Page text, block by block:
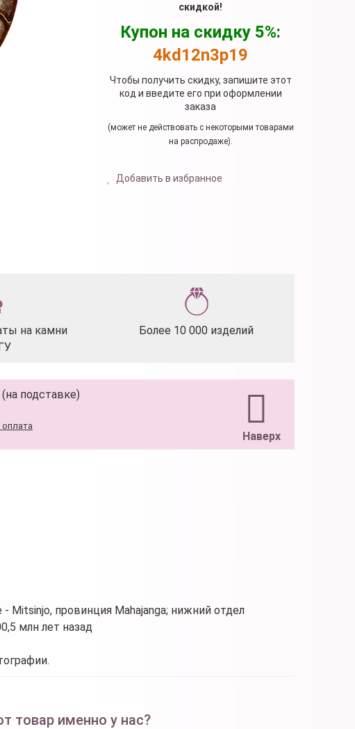
скидкой!
Купон на скидку 5%:
4kd12n3p19
Чтобы получить скидку, запишите этот
код и введите его при оформлении
заказа
(может не действовать с некоторыми товарами
на распродаже).
Добавить в избранное
на камни
Более 10 000 изделий
подставке)
Наверх
провинция Mahajanga; нижний отдел
млн лет назад
товар именно у нас?